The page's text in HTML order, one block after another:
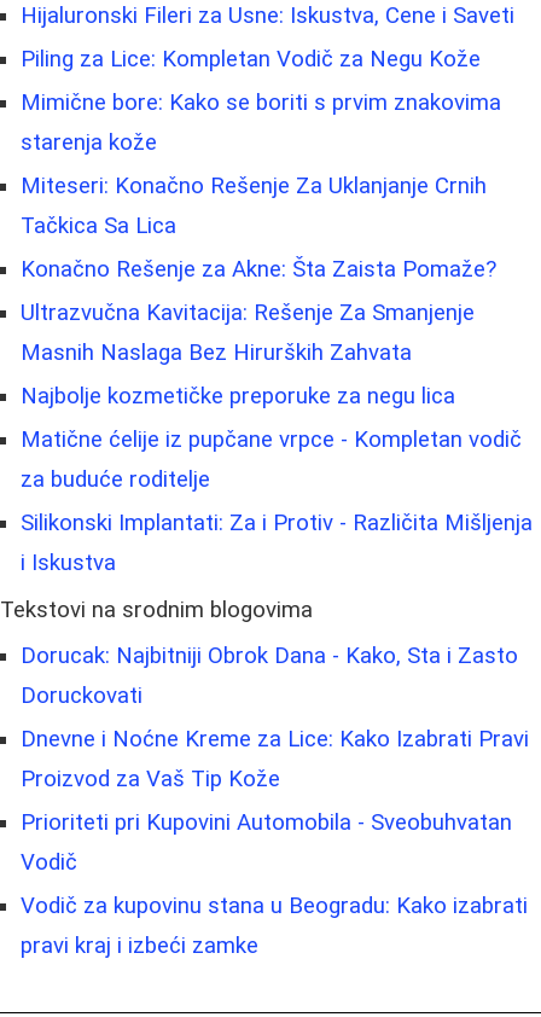
Hijaluronski Fileri za Usne: Iskustva, Cene i Saveti
Piling za Lice: Kompletan Vodič za Negu Kože
Mimične bore: Kako se boriti s prvim znakovima
starenja kože
Miteseri: Konačno Rešenje Za Uklanjanje Crnih
Tačkica Sa Lica
Konačno Rešenje za Akne: Šta Zaista Pomaže?
Ultrazvučna Kavitacija: Rešenje Za Smanjenje
Masnih Naslaga Bez Hirurških Zahvata
Najbolje kozmetičke preporuke za negu lica
Matične ćelije iz pupčane vrpce - Kompletan vodič
za buduće roditelje
Silikonski Implantati: Za i Protiv - Različita Mišljenja
i Iskustva
Tekstovi na srodnim blogovima
Dorucak: Najbitniji Obrok Dana - Kako, Sta i Zasto
Doruckovati
Dnevne i Noćne Kreme za Lice: Kako Izabrati Pravi
Proizvod za Vaš Tip Kože
Prioriteti pri Kupovini Automobila - Sveobuhvatan
Vodič
Vodič za kupovinu stana u Beogradu: Kako izabrati
pravi kraj i izbeći zamke